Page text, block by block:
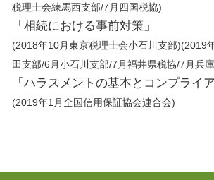
税理士会練馬西支部/7月四国税協)
「相続における事前対策」
(2018年10月東京税理士会小石川支部)(2019
田支部/6月小石川支部/7月福井県税協/7月兵
「ハラスメントの基本とコンプライア
(2019年1月全国信用保証協会連合会)